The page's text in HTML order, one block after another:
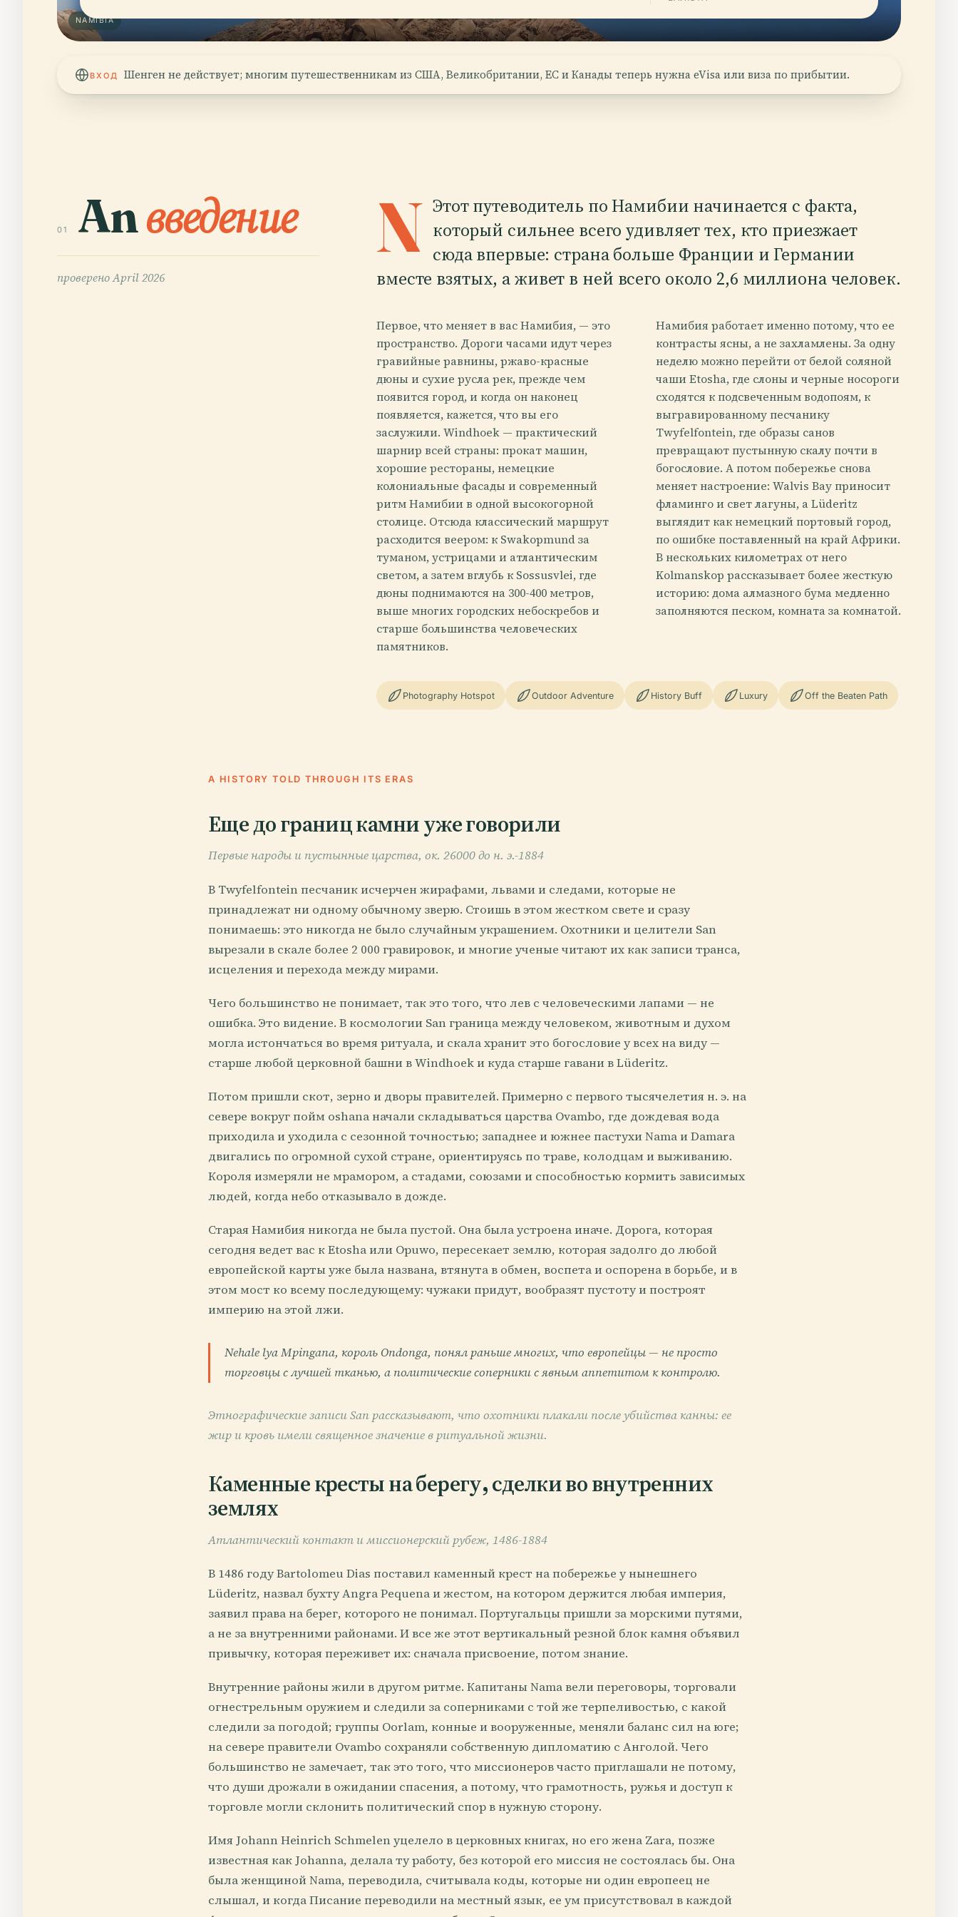
NAMIBIA
ВХОД Шенген не действует; многим путешественникам из США, Великобритании, ЕС и Канады теперь нужна eVisa или виза по прибытии.
01 Anвведение
провереноApril 2026
N Этот путеводитель по Намибии начинается с факта,
который сильнее всего удивляет тех, кто приезжает
сюда впервые: страна больше Франции и Германии
вместе взятых, а живет в ней всего около 2,6 миллиона человек.
Первое, что меняет в вас Намибия, — это
пространство. Дороги часами идут через
гравийные равнины, ржаво-красные
дюны и сухие русла рек, прежде чем
появится город, и когда он наконец
появляется, кажется, что вы его
заслужили. Windhoek — практический
шарнир всей страны: прокат машин,
хорошие рестораны, немецкие
колониальные фасады и современный
ритм Намибии в одной высокогорной
столице. Отсюда классический маршрут
расходится веером: к Swakopmund за
туманом, устрицами и атлантическим
светом, а затем вглубь к Sossusvlei, где
дюны поднимаются на 300-400 метров,
выше многих городских небоскребов и
старше большинства человеческих
памятников.
Намибия работает именно потому, что ее
контрасты ясны, а не захламлены. За одну
неделю можно перейти от белой соляной
чаши Etosha, где слоны и черные носороги
сходятся к подсвеченным водопоям, к
выгравированному песчанику
Twyfelfontein, где образы санов
превращают пустынную скалу почти в
богословие. А потом побережье снова
меняет настроение: Walvis Bay приносит
фламинго и свет лагуны, а Lüderitz
выглядит как немецкий портовый город,
по ошибке поставленный на край Африки.
В нескольких километрах от него
Kolmanskop рассказывает более жесткую
историю: дома алмазного бума медленно
заполняются песком, комната за комнатой.
Photography Hotspot Outdoor Adventure History Buff Luxury Off the Beaten Path
A HISTORY TOLD THROUGH ITS ERAS
Еще до границ камни уже говорили
Первые народы и пустынные царства, ок. 26000 до н. э.-1884
В Twyfelfontein песчаник исчерчен жирафами, львами и следами, которые не
принадлежат ни одному обычному зверю. Стоишь в этом жестком свете и сразу
понимаешь: это никогда не было случайным украшением. Охотники и целители San
вырезали в скале более 2 000 гравировок, и многие ученые читают их как записи транса,
исцеления и перехода между мирами.
Чего большинство не понимает, так это того, что лев с человеческими лапами — не
ошибка. Это видение. В космологии San граница между человеком, животным и духом
могла истончаться во время ритуала, и скала хранит это богословие у всех на виду —
старше любой церковной башни в Windhoek и куда старше гавани в Lüderitz.
Потом пришли скот, зерно и дворы правителей. Примерно с первого тысячелетия н. э. на
севере вокруг пойм oshana начали складываться царства Ovambo, где дождевая вода
приходила и уходила с сезонной точностью; западнее и южнее пастухи Nama и Damara
двигались по огромной сухой стране, ориентируясь по траве, колодцам и выживанию.
Короля измеряли не мрамором, а стадами, союзами и способностью кормить зависимых
людей, когда небо отказывало в дожде.
Старая Намибия никогда не была пустой. Она была устроена иначе. Дорога, которая
сегодня ведет вас к Etosha или Opuwo, пересекает землю, которая задолго до любой
европейской карты уже была названа, втянута в обмен, воспета и оспорена в борьбе, и в
этом мост ко всему последующему: чужаки придут, вообразят пустоту и построят
империю на этой лжи.
Nehale lya Mpingana, король Ondonga, понял раньше многих, что европейцы — не просто
торговцы с лучшей тканью, а политические соперники с явным аппетитом к контролю.
Этнографические записи San рассказывают, что охотники плакали после убийства канны: ее
жир и кровь имели священное значение в ритуальной жизни.
Каменные кресты на берегу, сделки во внутренних
землях
Атлантический контакт и миссионерский рубеж, 1486-1884
В 1486 году Bartolomeu Dias поставил каменный крест на побережье у нынешнего
Lüderitz, назвал бухту Angra Pequena и жестом, на котором держится любая империя,
заявил права на берег, которого не понимал. Португальцы пришли за морскими путями,
а не за внутренними районами. И все же этот вертикальный резной блок камня объявил
привычку, которая переживет их: сначала присвоение, потом знание.
Внутренние районы жили в другом ритме. Капитаны Nama вели переговоры, торговали
огнестрельным оружием и следили за соперниками с той же терпеливостью, с какой
следили за погодой; группы Oorlam, конные и вооруженные, меняли баланс сил на юге;
на севере правители Ovambo сохраняли собственную дипломатию с Анголой. Чего
большинство не замечает, так это того, что миссионеров часто приглашали не потому,
что души дрожали в ожидании спасения, а потому, что грамотность, ружья и доступ к
торговле могли склонить политический спор в нужную сторону.
Имя Johann Heinrich Schmelen уцелело в церковных книгах, но его жена Zara, позже
известная как Johanna, делала ту работу, без которой его миссия не состоялась бы. Она
была женщиной Nama, переводила, считывала коды, которые ни один европеец не
слышал, и когда Писание переводили на местный язык, ее ум присутствовал в каждой